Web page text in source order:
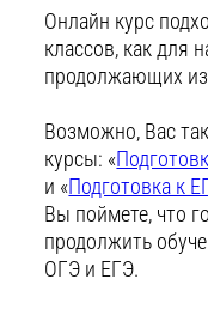
Онлайн курс
классов, как для
продолжающих
Возможно, Вас
курсы: «
и «Подготовка к
Вы поймете, что
продолжить
ОГЭ и ЕГЭ.